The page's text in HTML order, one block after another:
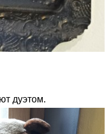
дуэтом.